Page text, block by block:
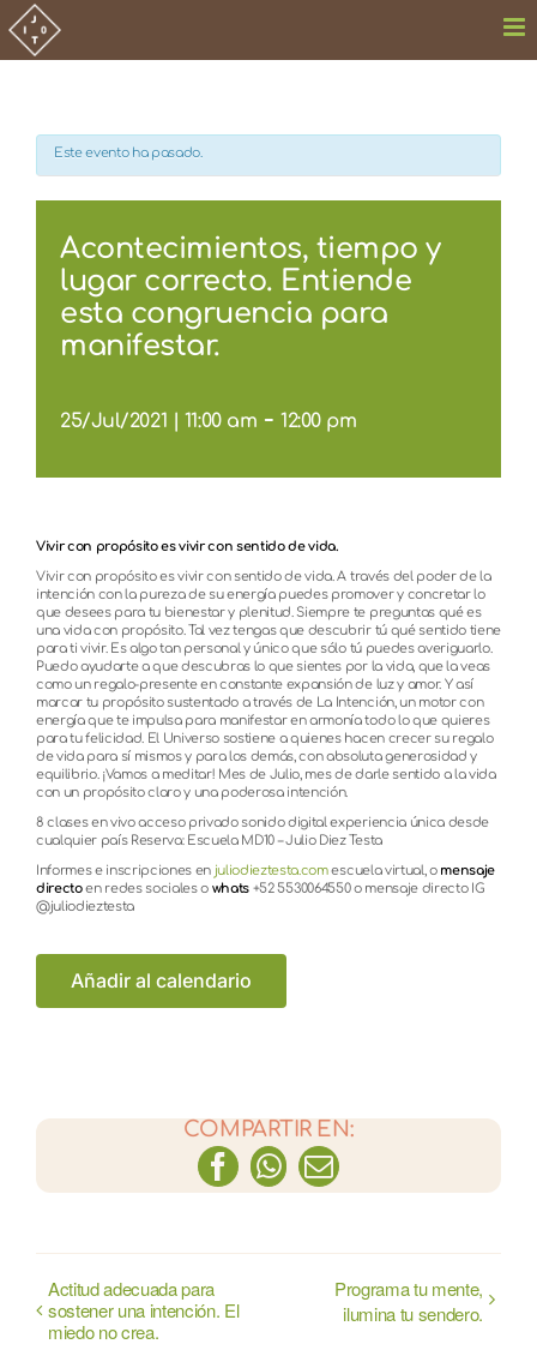
Saltar
al
contenido
Este evento ha pasado.
Acontecimientos, tiempo y
lugar correcto. Entiende
esta congruencia para
manifestar.
25/Jul/2021 | 11:00 am -12:00 pm
Vivir con propósito es vivir con sentido de vida.
Vivir con propósito es vivir con sentido de vida. A través del poder de la
intención con la pureza de su energía puedes promover y concretar lo
que desees para tu bienestar y plenitud. Siempre te preguntas qué es
una vida con propósito. Tal vez tengas que descubrir tú qué sentido tiene
para ti vivir. Es algo tan personal y único que sólo tú puedes averiguarlo.
Puedo ayudarte a que descubras lo que sientes por la vida, que la veas
como un regalo-presente en constante expansión de luz y amor. Y así
marcar tu propósito sustentado a través de La Intención, un motor con
energía que te impulsa para manifestar en armonía todo lo que quieres
para tu felicidad. El Universo sostiene a quienes hacen crecer su regalo
de vida para sí mismos y para los demás, con absoluta generosidad y
equilibrio. ¡Vamos a meditar! Mes de Julio, mes de darle sentido a la vida
con un propósito claro y una poderosa intención.
8 clases en vivo acceso privado sonido digital experiencia única desde
cualquier país Reserva: Escuela MD10 – Julio Diez Testa
Informes e inscripciones en juliodieztesta.comescuela virtual, o mensaje
directoen redes sociales o whats +52 5530064550 o mensaje directo IG
@juliodieztesta
Añadir al calendario
COMPARTIR EN:
Facebook
WhatsApp
Correo
Actitud adecuada para
sostener una intención. El
miedo no crea.
Programa tu mente,
ilumina tu sendero.